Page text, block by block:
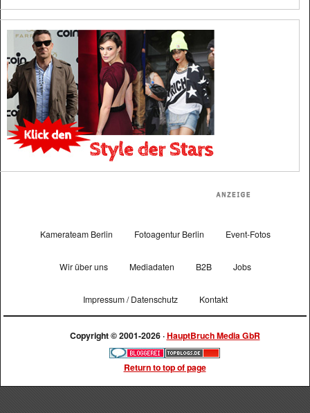
Kamerateam Berlin Fotoagentur Berlin Event-Fotos
Wir über uns Mediadaten B2B Jobs
Impressum / Datenschutz Kontakt
Copyright © 2001-2026 ·HauptBruch Media GbR
Return to top of page